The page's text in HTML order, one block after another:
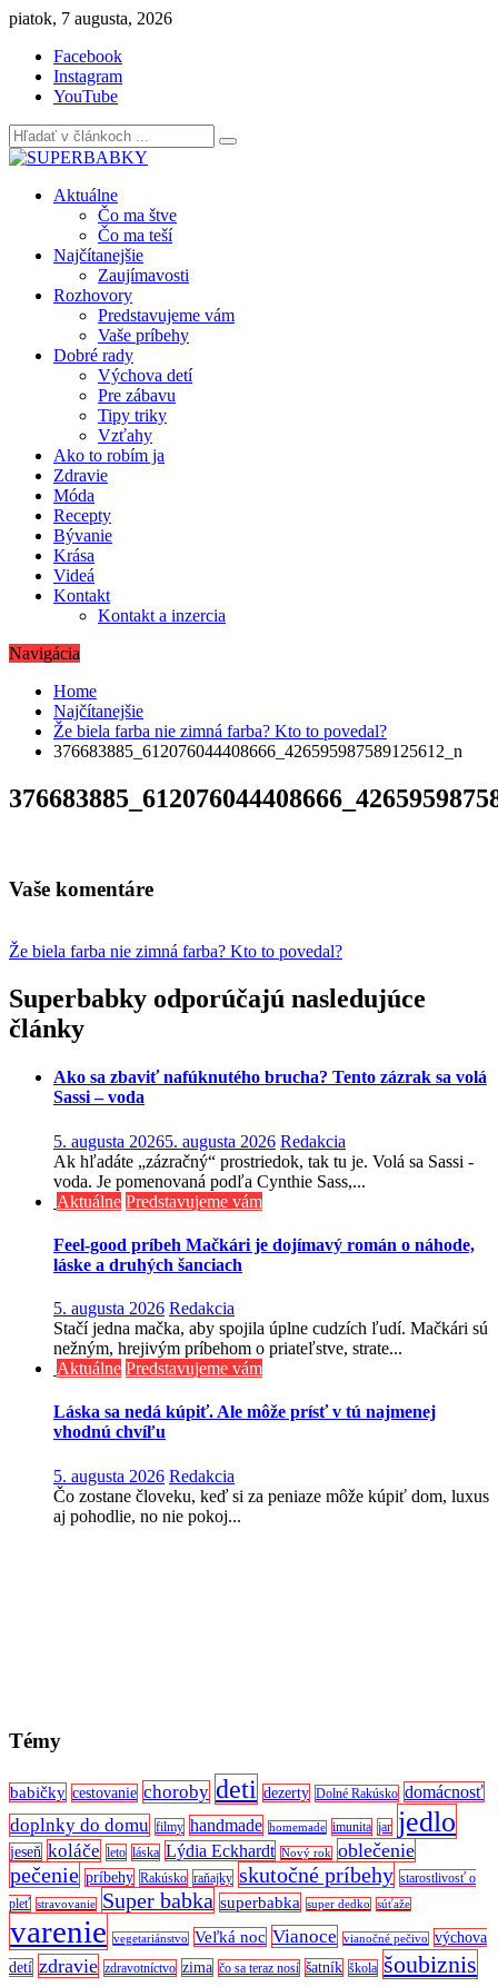
Skip
content
piatok, 7 augusta, 2026
Facebook
Instagram
YouTube
Aktuálne
Čo ma štve
Čo ma teší
Najčítanejšie
Zaujímavosti
Rozhovory
Predstavujeme vám
Vaše príbehy
Dobré rady
Výchova detí
Pre zábavu
Tipy triky
Vzťahy
Ako to robím ja
Zdravie
Móda
Recepty
Bývanie
Krása
Videá
Kontakt
Kontakt a inzercia
Navigácia
Home
Najčítanejšie
Že biela farba nie zimná farba? Kto to povedal?
376683885_612076044408666_426595987589125612_n
Vaše komentáre
Navigácia
v
článku
Že biela farba nie zimná farba? Kto to povedal?
Superbabky odporúčajú nasledujúce
články
Ako sa zbaviť nafúknutého brucha? Tento zázrak sa volá
Sassi – voda
5. augusta 20265. augusta 2026 Redakcia
Ak hľadáte „zázračný“ prostriedok, tak tu je. Volá sa Sassi -
voda. Je pomenovaná podľa Cynthie Sass,...
Aktuálne Predstavujeme vám
Feel-good príbeh Mačkári je dojímavý román o náhode,
láske a druhých šanciach
5. augusta 2026 Redakcia
Stačí jedna mačka, aby spojila úplne cudzích ľudí. Mačkári sú
nežným, hrejivým príbehom o priateľstve, strate...
Aktuálne Predstavujeme vám
Láska sa nedá kúpiť. Ale môže prísť v tú najmenej
vhodnú chvíľu
5. augusta 2026 Redakcia
Čo zostane človeku, keď si za peniaze môže kúpiť dom, luxus
aj pohodlie, no nie pokoj...
Témy
babičky cestovanie choroby deti dezerty Dolné Rakúsko domácnosť
doplnky do domu filmy handmade homemade imunita jar jedlo
jeseň koláče leto láska Lýdia Eckhardt Nový rok oblečenie
pečenie príbehy Rakúsko raňajky skutočné príbehy starostlivosť o
pleť stravovanie Super babka superbabka super dedko súťaže
varenie vegetariánstvo Veľká noc Vianoce vianočné pečivo
výchova
detí zdravie zdravotníctvo zima čo sa teraz nosí šatník škola šoubiznis